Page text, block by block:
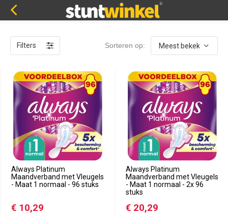
Filters Sorteren op:
Always Platinum
Maandverband met Vleugels
- Maat 1 normaal - 96 stuks
€ 10,29
Always Platinum
Maandverband met Vleugels
- Maat 1 normaal - 2x 96
stuks
€ 20,29